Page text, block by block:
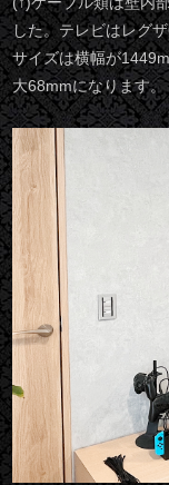
した。テレビはレグ
サイズは横幅が
大68mmになります。